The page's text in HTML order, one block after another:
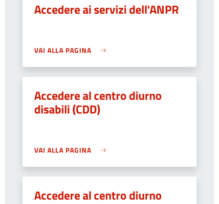
Accedere ai servizi dell'ANPR
VAI ALLA PAGINA
Accedere al centro diurno
disabili (CDD)
VAI ALLA PAGINA
Accedere al centro diurno